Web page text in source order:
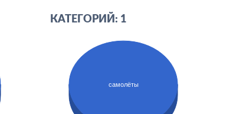
КАТЕГОРИЙ: 1
самолёты